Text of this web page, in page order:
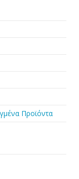
Προϊόντα